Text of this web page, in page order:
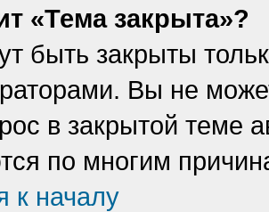
«Тема закрыта»?
быть закрыты
Вы не
в закрытой теме
по многим
к началу